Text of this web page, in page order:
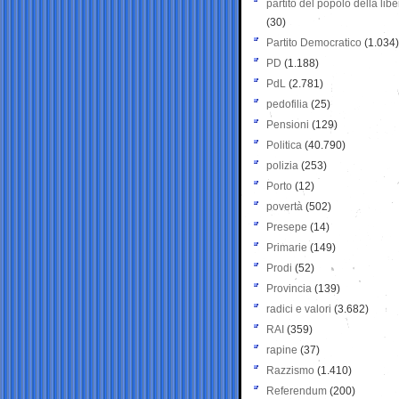
partito del popolo della
(30)
Partito Democratico (1.034)
PD (1.188)
PdL (2.781)
pedofilia (25)
Pensioni (129)
Politica (40.790)
polizia (253)
Porto (12)
povertà (502)
Presepe (14)
Primarie (149)
Prodi (52)
Provincia (139)
radici e valori (3.682)
RAI (359)
rapine (37)
Razzismo (1.410)
Referendum (200)